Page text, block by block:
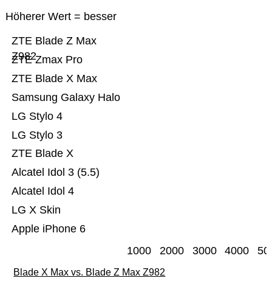
Höherer Wert = besser
Apple iPhone 6
LG X Skin
Alcatel Idol 4
Alcatel Idol 3 (5.5)
ZTE Blade X
LG Stylo 3
LG Stylo 4
Samsung Galaxy Halo
ZTE Blade X Max
ZTE Zmax Pro
ZTE Blade Z Max
Z982
1000 2000 3000 4000
Blade X Max vs. Blade Z Max Z982